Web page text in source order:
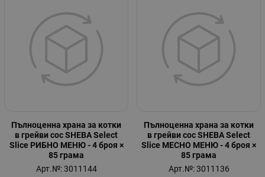
Пълноценна храна за котки
в грейви сос SHEBA Select
Slice РИБНО МЕНЮ - 4 броя ×
85 грама
Арт.№: 3011144
Пълноценна храна за котки
в грейви сос SHEBA Select
Slice МЕСНО МЕНЮ - 4 броя ×
85 грама
Арт.№: 3011136